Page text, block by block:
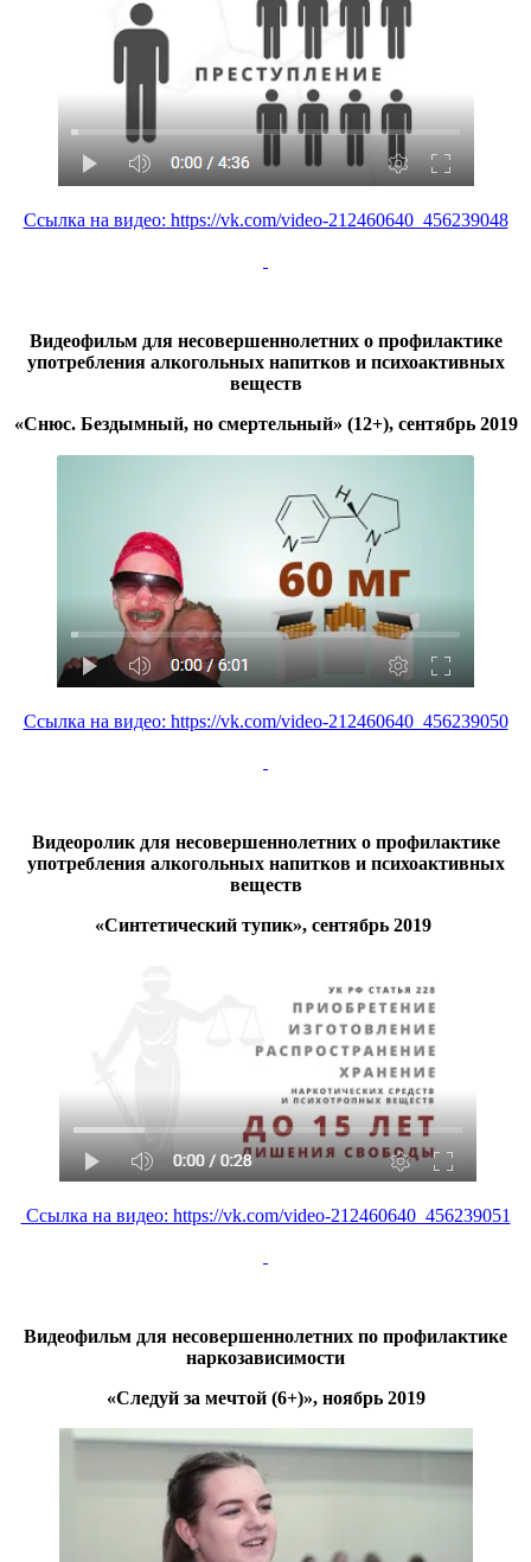
Ссылка на видео: https://vk.com/video-212460640_456239048
Видеофильм для несовершеннолетних о профилактике
употребления алкогольных напитков и психоактивных
веществ
«Снюс. Бездымный, но смертельный» (12+), сентябрь 2019
Ссылка на видео: https://vk.com/video-212460640_456239050
Видеоролик для несовершеннолетних о профилактике
употребления алкогольных напитков и психоактивных
веществ
«Синтетический тупик», сентябрь 2019
Ссылка на видео: https://vk.com/video-212460640_456239051
Видеофильм для несовершеннолетних по профилактике
наркозависимости
«Следуй за мечтой (6+)», ноябрь 2019